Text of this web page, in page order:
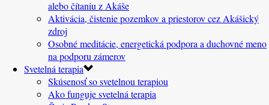
alebo čítaniu z Akáše
Aktivácia, čistenie pozemkov a priestorov cez Akášický
zdroj
Osobné meditácie, energetická podpora a duchovné meno
na podporu zámerov
Svetelná terapia
Skúsenosť so svetelnou terapiou
Ako funguje svetelná terapia